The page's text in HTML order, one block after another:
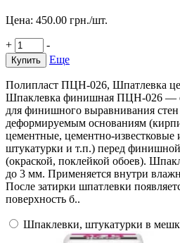
Цена: 450.00 грн./шт.
+ -
Купить Еще
Полипласт ПЦН-026, Шпатлевка
Шпаклевка финишная ПЦН-026 —
для финишного выравнивания
деформируемым основаниям
цементные, цементно-известковые
штукатурки и т.п.) перед
(окраской, поклейкой обоев).
до 3 мм. Применяется внутри
После затирки шпатлевки
поверхность б..
Шпаклевки, штукатурки в